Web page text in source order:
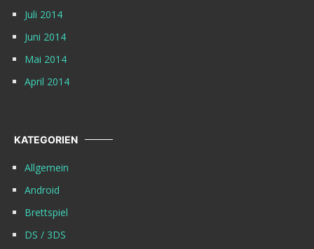
Juli 2014
Juni 2014
Mai 2014
April 2014
KATEGORIEN
Allgemein
Android
Brettspiel
DS / 3DS